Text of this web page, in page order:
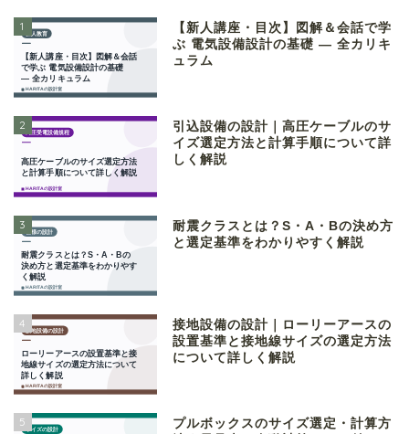
1
【新人講座・目次】図解＆会話で学
ぶ 電気設備設計の基礎 ― 全カリキ
ュラム
2
引込設備の設計｜高圧ケーブルのサ
イズ選定方法と計算手順について詳
しく解説
3
耐震クラスとは？S・A・Bの決め方
と選定基準をわかりやすく解説
4
接地設備の設計｜ローリーアースの
設置基準と接地線サイズの選定方法
について詳しく解説
5
プルボックスのサイズ選定・計算方